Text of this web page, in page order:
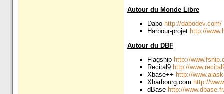
Autour du Monde Libre
Dabo http://dabodev.com/
Harbour-projet http://
Autour du DBF
Flagship http://
Recital9 http://
Xbase++ http://
Xharbourg.com http://
dBase http://